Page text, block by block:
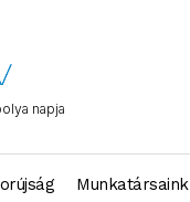
napja
Munkatársaink